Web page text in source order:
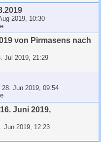
2019, 10:30
von Pirmasens nach
Jul 2019, 21:29
28. Jun 2019, 09:54
Juni 2019,
Jun 2019, 12:23